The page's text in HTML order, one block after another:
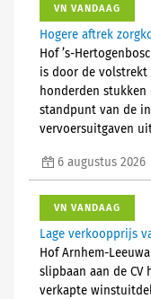
VN VANDAAG
Hogere aftrek
Hof ’s-
is door de volstrekt
honderden
standpunt van de
vervoersuitgaven
6 augustus 2026
VN VANDAAG
Lage verkoopprijs
Hof Arnhem-
slipbaan aan de CV
verkapte